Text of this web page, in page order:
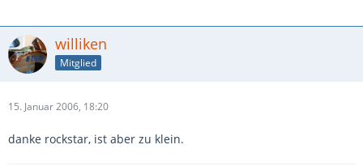
williken
Mitglied
15. Januar 2006, 18:20
danke rockstar, ist aber zu klein.